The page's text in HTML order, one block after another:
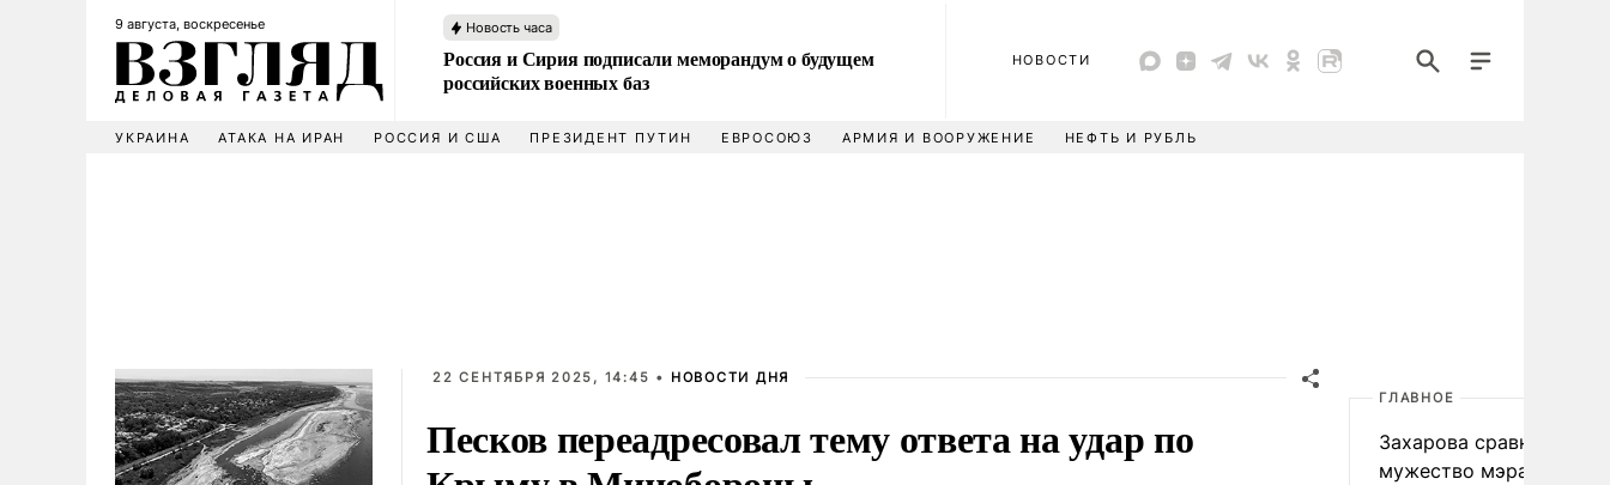
9 августа, воскресенье Новость часа
Россия и Сирия подписали меморандум о будущем
российских военных баз
НОВОСТИ
УКРАИНА АТАКА НА ИРАН РОССИЯ И США ПРЕЗИДЕНТ ПУТИН ЕВРОСОЮЗ АРМИЯ И ВООРУЖЕНИЕ НЕФТЬ И РУБЛЬ
22 СЕНТЯБРЯ 2025, 14:45 • НОВОСТИ ДНЯ
Песков переадресовал тему ответа на удар по
ГЛАВНОЕ
Захарова сравнила
мужество мэра